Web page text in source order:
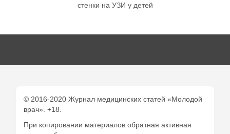
стенки на УЗИ у детей
© 2016-2020 Журнал медицинских статей «Молодой
врач». +18.
При копировании материалов обратная активная